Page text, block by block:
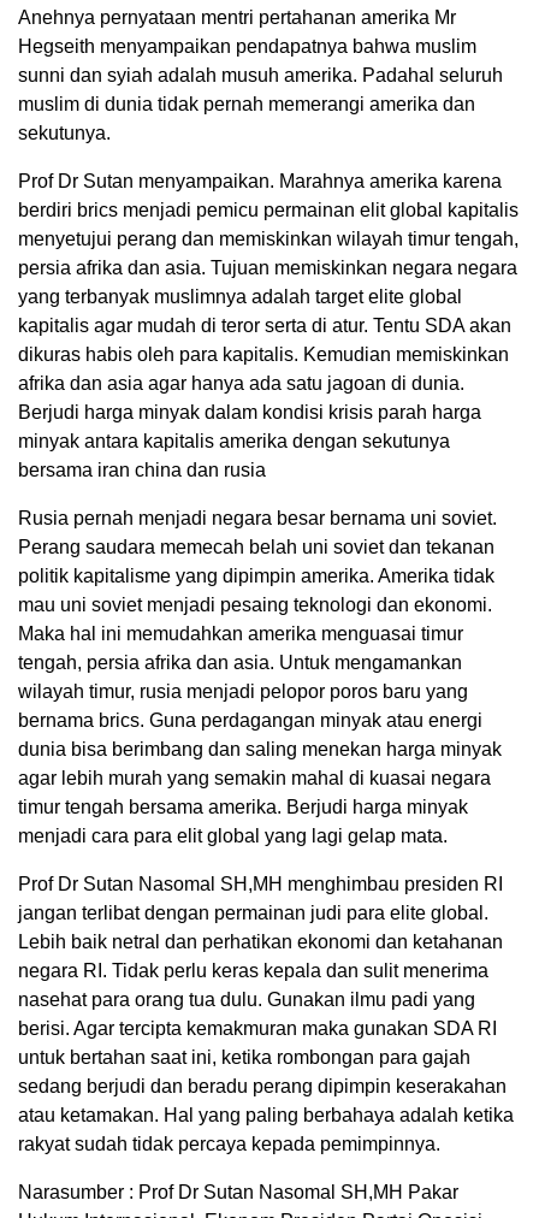
Anehnya pernyataan mentri pertahanan amerika Mr
Hegseith menyampaikan pendapatnya bahwa muslim
sunni dan syiah adalah musuh amerika. Padahal seluruh
muslim di dunia tidak pernah memerangi amerika dan
sekutunya.
Prof Dr Sutan menyampaikan. Marahnya amerika karena
berdiri brics menjadi pemicu permainan elit global kapitalis
menyetujui perang dan memiskinkan wilayah timur tengah,
persia afrika dan asia. Tujuan memiskinkan negara negara
yang terbanyak muslimnya adalah target elite global
kapitalis agar mudah di teror serta di atur. Tentu SDA akan
dikuras habis oleh para kapitalis. Kemudian memiskinkan
afrika dan asia agar hanya ada satu jagoan di dunia.
Berjudi harga minyak dalam kondisi krisis parah harga
minyak antara kapitalis amerika dengan sekutunya
bersama iran china dan rusia
Rusia pernah menjadi negara besar bernama uni soviet.
Perang saudara memecah belah uni soviet dan tekanan
politik kapitalisme yang dipimpin amerika. Amerika tidak
mau uni soviet menjadi pesaing teknologi dan ekonomi.
Maka hal ini memudahkan amerika menguasai timur
tengah, persia afrika dan asia. Untuk mengamankan
wilayah timur, rusia menjadi pelopor poros baru yang
bernama brics. Guna perdagangan minyak atau energi
dunia bisa berimbang dan saling menekan harga minyak
agar lebih murah yang semakin mahal di kuasai negara
timur tengah bersama amerika. Berjudi harga minyak
menjadi cara para elit global yang lagi gelap mata.
Prof Dr Sutan Nasomal SH,MH menghimbau presiden RI
jangan terlibat dengan permainan judi para elite global.
Lebih baik netral dan perhatikan ekonomi dan ketahanan
negara RI. Tidak perlu keras kepala dan sulit menerima
nasehat para orang tua dulu. Gunakan ilmu padi yang
berisi. Agar tercipta kemakmuran maka gunakan SDA RI
untuk bertahan saat ini, ketika rombongan para gajah
sedang berjudi dan beradu perang dipimpin keserakahan
atau ketamakan. Hal yang paling berbahaya adalah ketika
rakyat sudah tidak percaya kepada pemimpinnya.
Narasumber : Prof Dr Sutan Nasomal SH,MH Pakar